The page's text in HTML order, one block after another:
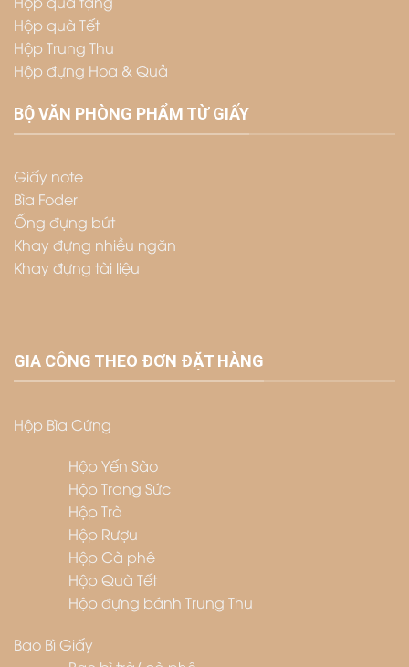
Hộp quà Tết
Hộp Trung Thu
Hộp đựng Hoa & Quả
BỘ VĂN PHÒNG PHẨM TỪ GIẤY
Giấy note
Bìa Foder
Ống đựng bút
Khay đựng nhiều ngăn
Khay đựng tài liệu
GIA CÔNG THEO ĐƠN ĐẶT HÀNG
Hộp Bìa Cứng
Hộp Yến Sào
Hộp Trang Sức
Hộp Trà
Hộp Rượu
Hộp Cà phê
Hộp Quà Tết
Hộp đựng bánh Trung Thu
Bao Bì Giấy